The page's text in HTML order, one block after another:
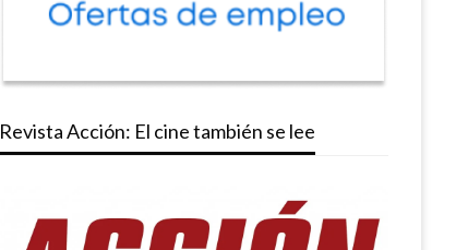
Revista Acción: El cine también se lee